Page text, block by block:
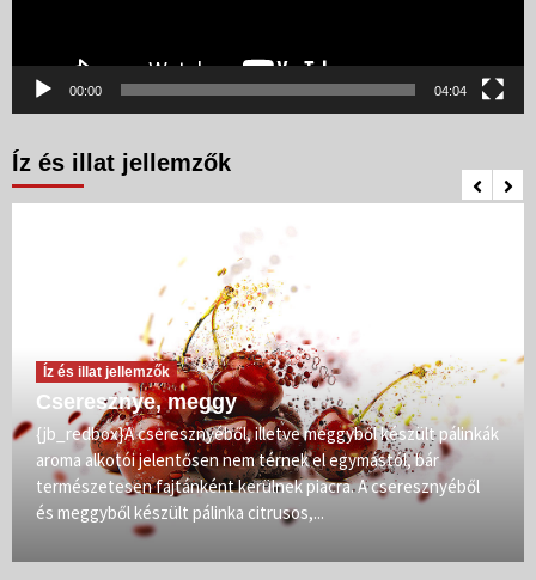
00:00 04:04
Íz és illat jellemzők
Íz és illat jellemzők
Cseresznye, meggy
{jb_redbox}A cseresznyéből, illetve meggyből készült pálinkák
aroma alkotói jelentősen nem térnek el egymástól, bár
természetesen fajtánként kerülnek piacra. A cseresznyéből
és meggyből készült pálinka citrusos,...